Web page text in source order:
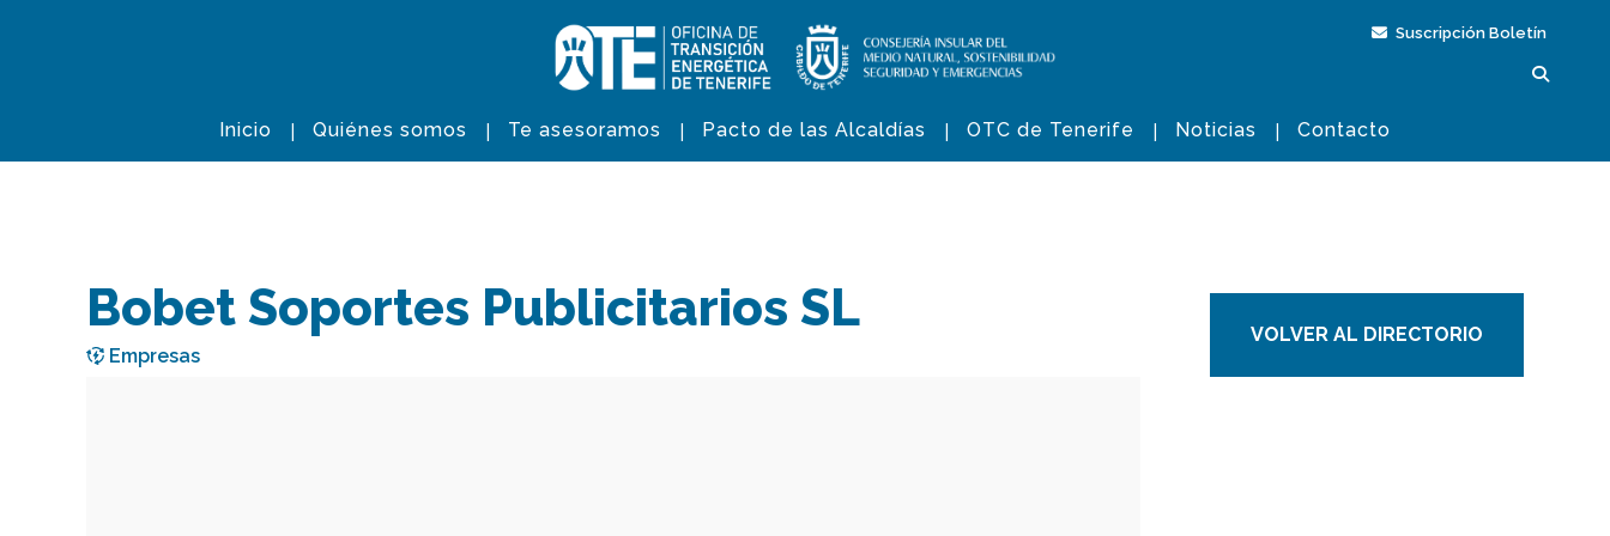
Suscripción Boletín
Inicio Quiénes somos Te asesoramos Pacto de las Alcaldías OTC de Tenerife Noticias Contacto
Bobet Soportes Publicitarios SL
Empresas
VOLVER AL DIRECTORIO